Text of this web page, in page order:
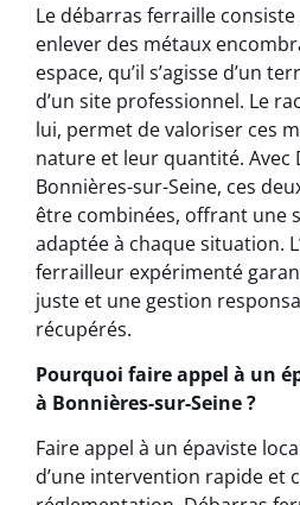
Le débarras ferraille
enlever des métaux
espace, qu’il s’agisse d’un
d’un site professionnel. Le
lui, permet de valoriser ces
nature et leur quantité. Avec
Bonnières-sur-Seine, ces
être combinées, offrant une
adaptée à chaque situation.
ferrailleur expérimenté
juste et une gestion
récupérés.
Pourquoi faire appel à un
à Bonnières-sur-Seine ?
Faire appel à un épaviste
d’une intervention rapide et